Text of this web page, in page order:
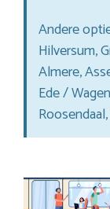
Andere
Hilversum,
Almere,
Ede /